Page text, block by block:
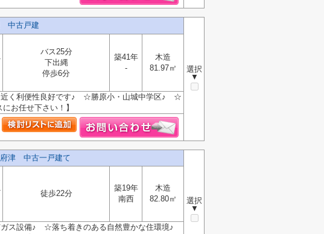
中古戸建
選択
▼
バス25分
下出縄
停歩6分
築41年
-
木造
81.97㎡
近く利便性良好です♪ ☆勝原小・山城中学区♪ ☆
お任せ下さい！】
府津 中古一戸建て
選択
▼
徒歩22分
築19年
南西
木造
82.80㎡
ス設備♪ ☆落ち着きのある自然豊かな住環境♪